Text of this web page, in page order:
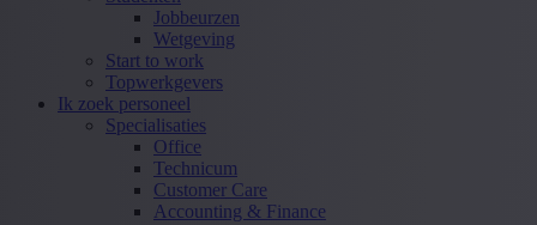
Jobbeurzen
Wetgeving
Start to work
Topwerkgevers
Ik zoek personeel
Specialisaties
Office
Technicum
Customer Care
Accounting & Finance